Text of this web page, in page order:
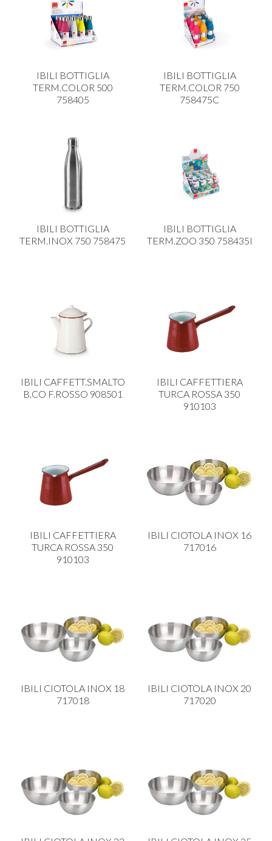
PICCOLI ELETTRODOMESTICI
PLASTICA IN CUCINA
PULIZIA E IGIENE
SCALE E SGABELLI
TENDI E STIRA
TUTTO PER L'OLIO
IBILI BOTTIGLIA
TERM.COLOR 500
758405
IBILI BOTTIGLIA
TERM.COLOR 750
758475C
IBILI BOTTIGLIA
TERM.INOX 750 758475
IBILI BOTTIGLIA
TERM.ZOO 350 758435I
IBILI CAFFETT.SMALTO
B.CO F.ROSSO 908501
IBILI CAFFETTIERA
TURCA ROSSA 350
910103
IBILI CAFFETTIERA
TURCA ROSSA 350
910103
IBILI CIOTOLA INOX 16
717016
IBILI CIOTOLA INOX 18
717018
IBILI CIOTOLA INOX 20
717020